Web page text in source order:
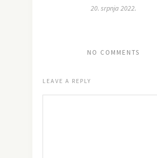
20. srpnja 2022.
NO COMMENTS
LEAVE A REPLY